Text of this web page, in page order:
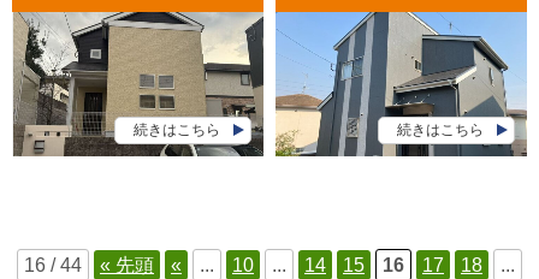
続きはこちら 続きはこちら
16 / 44 « 先頭 « ... 10 ... 14 15 16 17 18
...